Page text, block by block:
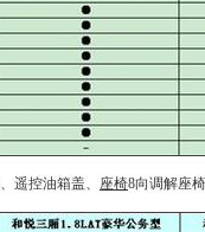
、遥控油箱盖、 座椅8向调解座椅